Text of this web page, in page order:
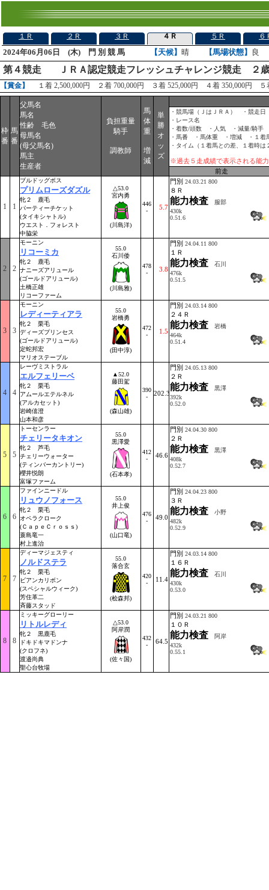
１Ｒ ２Ｒ ３Ｒ ４Ｒ ５Ｒ ６
2024年06月06日 (木) 門 別 競 馬 【天候】 晴 【馬場状態】 良
第４競走 ＪＲＡ認定競走フレッシュチャレンジ競走
【賞金】 １着 2,500,000円 ２着 700,000円 ３着 525,000円 ４着 350,000円 ５
枠
番
馬
番
父馬名
馬名
性齢 毛色
母馬名
(母父馬名)
馬主
生産者
負担重量
騎手
調教師
馬
体
重
増
減
単
勝
オ
ッ
ズ
・競馬場（ＪはＪＲＡ） ・競走
・レース名
・着数/頭数 ・人気 ・減量/騎手
・馬番 ・馬体重 ・増減 ・１着
・タイム（１着馬との差、１着
※過去５走成績で表示される能
前走
1 1
ブルドッグボス
プリムローズダズル
牝２ 鹿毛
パーティーチケット
(タイキシャトル)
ウエスト．フォレスト
中脇栄
△53.0
宮内勇
(川島洋)
446
-
5.7
門別 24.03.21 800
８Ｒ
能力検査 服部
430k
0.51.6
2 2
モーニン
リコーミカ
牝２ 鹿毛
ナニーズアリュール
(ゴールドアリュール)
土橋正雄
リコーファーム
55.0
石川倭
(川島雅)
478
-
3.8
門別 24.04.11 800
１Ｒ
能力検査 石川
476k
0.51.5
3 3
モーニン
レディーティアラ
牝２ 栗毛
ディーズプリンセス
(ゴールドアリュール)
定蛇邦宏
マリオステーブル
55.0
岩橋勇
(田中淳)
472
-
1.5
門別 24.03.14 800
２４Ｒ
能力検査 岩橋
464k
0.51.4
4 4
レーヴミストラル
エルフェリーベ
牝２ 栗毛
アムールエテルネル
(アルカセット)
岩崎僖澄
山本和彦
▲52.0
藤田駕
(森山雄)
390
-
202.3
門別 24.05.13 800
２Ｒ
能力検査 黒澤
392k
0.52.0
5 5
トーセンラー
チェリータキオン
牝２ 芦毛
チェリーウォーター
(ティンバーカントリー)
櫻井悦朗
富塚ファーム
55.0
黒澤愛
(石本孝)
412
-
46.6
門別 24.04.30 800
２Ｒ
能力検査 黒澤
408k
0.52.7
6 6
ファインニードル
リュウノフォース
牝２ 栗毛
オペラクローク
(ＣａｐｅＣｒｏｓｓ)
蓑島竜一
村上進治
55.0
井上俊
(山口竜)
476
-
49.0
門別 24.04.23 800
３Ｒ
能力検査 小野
482k
0.52.9
7 7
ディーマジェスティ
ノルドステラ
牝２ 栗毛
ビアンカリボン
(スペシャルウィーク)
芳住革二
斉藤スタッド
55.0
落合玄
(桧森邦)
420
-
11.4
門別 24.03.14 800
１６Ｒ
能力検査 石川
430k
0.53.0
8 8
ミッキーグローリー
リトルレディ
牝２ 黒鹿毛
ドキドキマドンナ
(クロフネ)
渡邉尚典
聖心台牧場
△53.0
阿岸潤
(佐々国)
432
-
64.5
門別 24.03.21 800
１０Ｒ
能力検査 阿岸
432k
0.55.1